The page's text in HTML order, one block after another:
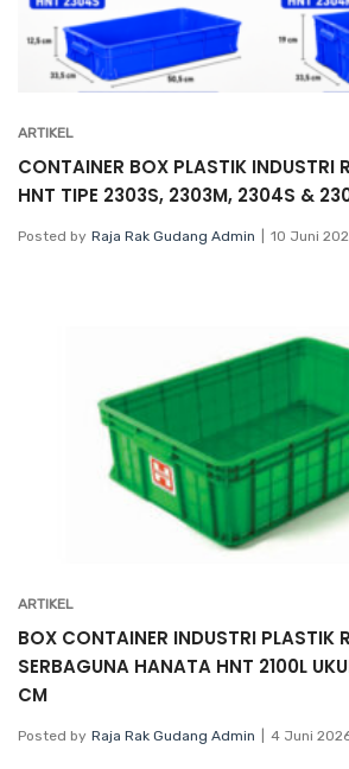
ARTIKEL
CONTAINER BOX PLASTIK INDUSTRI
HNT TIPE 2303S, 2303M, 2304S &
Posted by Raja Rak Gudang Admin 10 Juni
ARTIKEL
BOX CONTAINER INDUSTRI PLASTIK
SERBAGUNA HANATA HNT 2100L
CM
Posted by Raja Rak Gudang Admin 4 Juni